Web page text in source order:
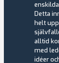
Detta
helt
alltid
med
idéer